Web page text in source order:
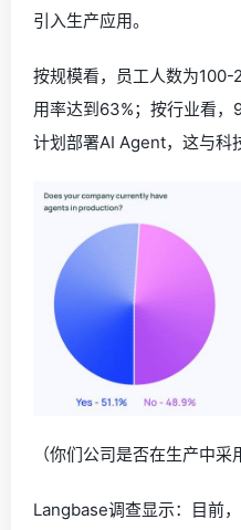
引入生产应用。
按规模看，员工人数为
用率达到63%；按行业看，
计划部署AI Agent，这与科
（你们公司是否在生产中采
Langbase调查显示：目前